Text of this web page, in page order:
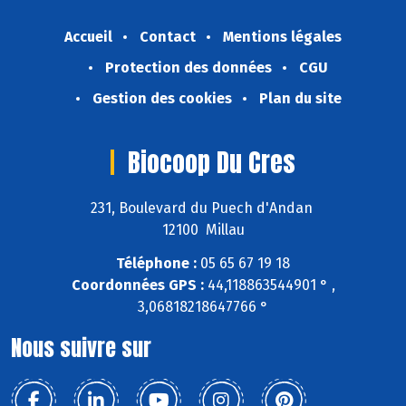
Accueil Contact
Mentions légales
Protection des données
CGU
Gestion des cookies
Plan du site
Biocoop Du Cres
231, Boulevard du Puech d'Andan
12100 Millau
Téléphone : 05 65 67 19 18
Coordonnées GPS :44,118863544901 ° ,
3,06818218647766 °
Nous suivre sur